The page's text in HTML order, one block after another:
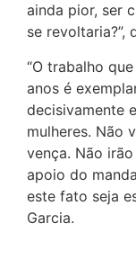
ainda pior, ser
se revoltaria?”,
“O trabalho
anos é
decisivamente
mulheres. Não
vença. Não
apoio do
este fato seja
Garcia.